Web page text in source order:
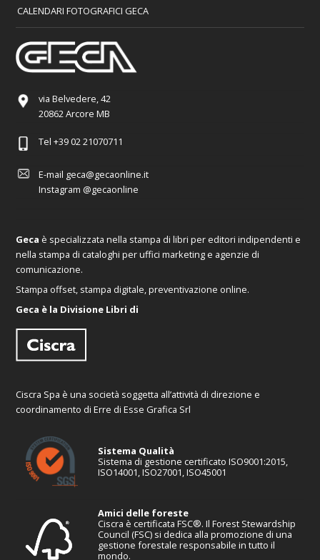
CALENDARI FOTOGRAFICI GECA
via Belvedere, 42
20862 Arcore MB
Tel +39 02 21070711
E-mail geca@gecaonline.it
Instagram @gecaonline
Geca è specializzata nella stampa di libri per editori indipendenti e
nella stampa di cataloghi per uffici marketing e agenzie di
comunicazione.
Stampa offset, stampa digitale, preventivazione online.
Geca è la Divisione Libri di
Ciscra Spa è una società soggetta all’attività di direzione e
coordinamento di Erre di Esse Grafica Srl
Sistema Qualità
Sistema di gestione certificato ISO9001:2015,
ISO14001, ISO27001, ISO45001
Amici delle foreste
Ciscra è certificata FSC®. Il Forest Stewardship
Council (FSC) si dedica alla promozione di una
gestione forestale responsabile in tutto il
mondo.